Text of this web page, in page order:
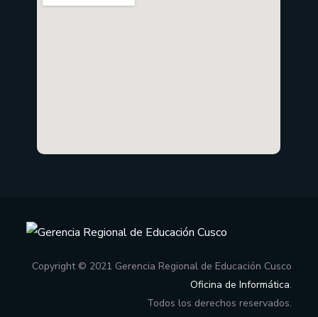
Copyright © 2021 Gerencia Regional de Educación Cusco
Oficina de Informática.
Todos los derechos reservados.